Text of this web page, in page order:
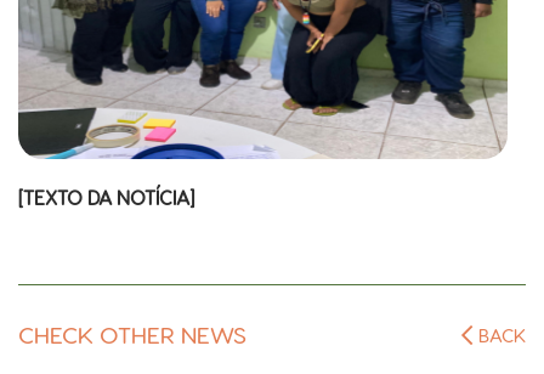
[TEXTO DA NOTÍCIA]
BACK
CHECK OTHER NEWS